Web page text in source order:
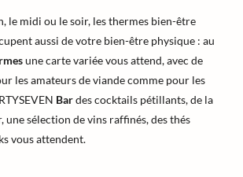
le midi ou le soir, les thermes bien-être
aussi de votre bien-être physique : au
une carte variée vous attend, avec de
les amateurs de viande comme pour les
Bardes cocktails pétillants, de la
une sélection de vins raffinés, des thés
vous attendent.